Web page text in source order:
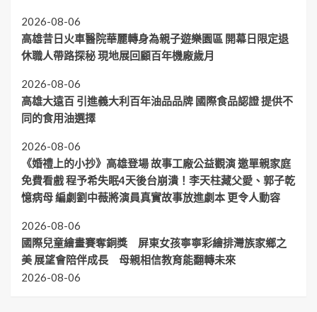
2026-08-06
高雄昔日火車醫院華麗轉身為親子遊樂園區 開幕日限定退
休職人帶路探秘 現地展回顧百年機廠歲月
2026-08-06
高雄大遠百 引進義大利百年油品品牌 國際食品認證 提供不
同的食用油選擇
2026-08-06
《婚禮上的小抄》高雄登場 故事工廠公益觀演 邀單親家庭
免費看戲 程予希失眠4天後台崩潰！李天柱藏父愛、郭子乾
憶病母 編劇劉中薇將演員真實故事放進劇本 更令人動容
2026-08-06
國際兒童繪畫賽奪銅獎 屏東女孩寧寧彩繪排灣族家鄉之
美 展望會陪伴成長 母親相信教育能翻轉未來
2026-08-06